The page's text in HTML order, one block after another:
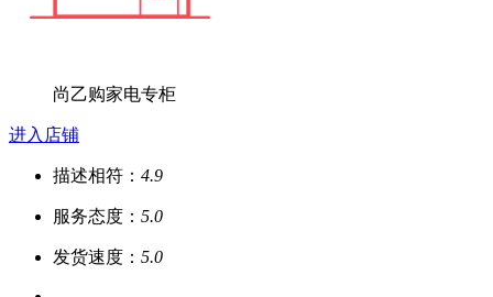
尚乙购家电专柜
进入店铺
描述相符： 4.9
服务态度： 5.0
发货速度： 5.0